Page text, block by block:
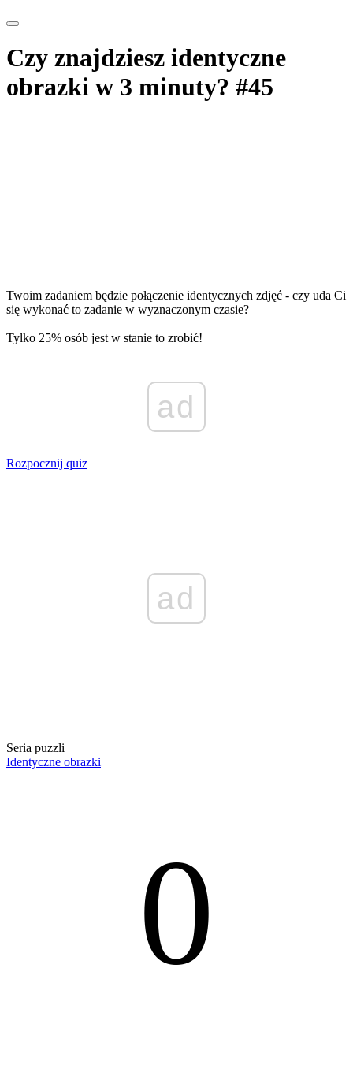
Czy znajdziesz identyczne
obrazki w 3 minuty? #45
Twoim zadaniem będzie połączenie identycznych zdjęć - czy uda Ci
się wykonać to zadanie w wyznaczonym czasie?
Tylko 25% osób jest w stanie to zrobić!
ad
Rozpocznij quiz
ad
Seria puzzli
Identyczne obrazki
0